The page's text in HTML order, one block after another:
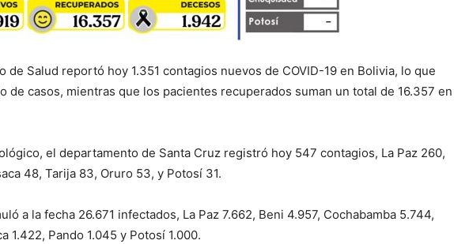
de Salud reportó hoy 1.351 contagios nuevos de COVID-19 en Bolivia, lo que
de casos, mientras que los pacientes recuperados suman un total de 16.357 en
el departamento de Santa Cruz registró hoy 547 contagios, La Paz 260,
48, Tarija 83, Oruro 53, y Potosí 31.
a la fecha 26.671 infectados, La Paz 7.662, Beni 4.957, Cochabamba 5.744,
1.422, Pando 1.045 y Potosí 1.000.